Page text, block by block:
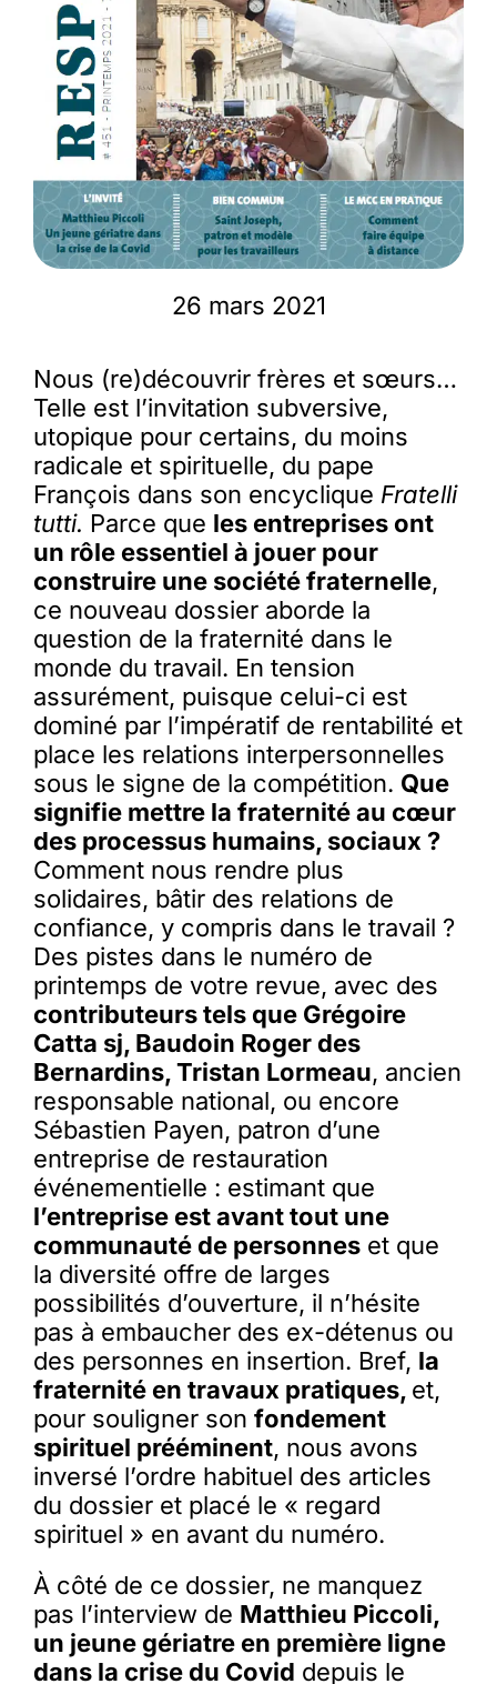
26 mars 2021
Nous (re)découvrir frères et sœurs…
Telle est l’invitation subversive,
utopique pour certains, du moins
radicale et spirituelle, du pape
François dans son encyclique Fratelli
tutti. Parce que les entreprises ont
un rôle essentiel à jouer pour
construire une société fraternelle,
ce nouveau dossier aborde la
question de la fraternité dans le
monde du travail. En tension
assurément, puisque celui-ci est
dominé par l’impératif de rentabilité et
place les relations interpersonnelles
sous le signe de la compétition. Que
signifie mettre la fraternité au cœur
des processus humains, sociaux ?
Comment nous rendre plus
solidaires, bâtir des relations de
confiance, y compris dans le travail ?
Des pistes dans le numéro de
printemps de votre revue, avec des
contributeurs tels que Grégoire
Catta sj, Baudoin Roger des
Bernardins, Tristan Lormeau, ancien
responsable national, ou encore
Sébastien Payen, patron d’une
entreprise de restauration
événementielle : estimant que
l’entreprise est avant tout une
communauté de personneset que
la diversité offre de larges
possibilités d’ouverture, il n’hésite
pas à embaucher des ex-détenus ou
des personnes en insertion. Bref, la
fraternité en travaux pratiques, et,
pour souligner son fondement
spirituel prééminent, nous avons
inversé l’ordre habituel des articles
du dossier et placé le « regard
spirituel » en avant du numéro.
À côté de ce dossier, ne manquez
pas l’interview de Matthieu Piccoli,
un jeune gériatre en première ligne
dans la crise du Covid depuis le